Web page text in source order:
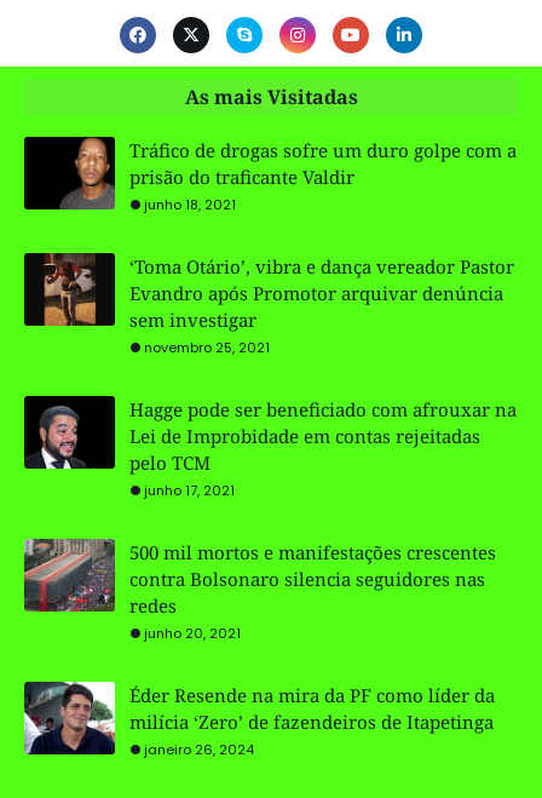
As mais Visitadas
Tráfico de drogas sofre um duro golpe com a
prisão do traficante Valdir
junho 18, 2021
‘Toma Otário’, vibra e dança vereador Pastor
Evandro após Promotor arquivar denúncia
sem investigar
novembro 25, 2021
Hagge pode ser beneficiado com afrouxar na
Lei de Improbidade em contas rejeitadas
pelo TCM
junho 17, 2021
500 mil mortos e manifestações crescentes
contra Bolsonaro silencia seguidores nas
redes
junho 20, 2021
Éder Resende na mira da PF como líder da
milícia ‘Zero’ de fazendeiros de Itapetinga
janeiro 26, 2024